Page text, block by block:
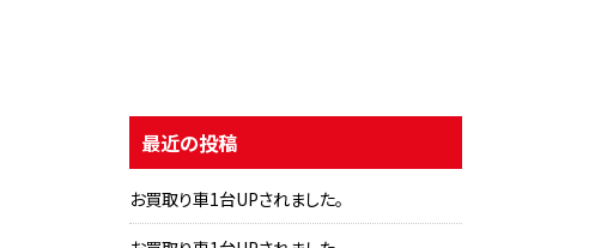
最近の投稿
お買取り車1台UPされました。